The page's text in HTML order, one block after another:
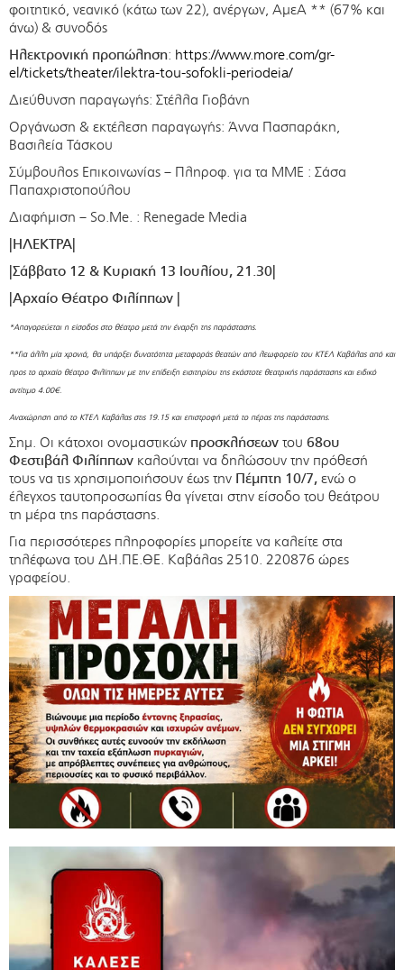
φοιτητικό, νεανικό (κάτω των 22), ανέργων, ΑμεΑ ** (67% και
άνω) & συνοδός
Ηλεκτρονική προπώληση: https://www.more.com/gr-
el/tickets/theater/ilektra-tou-sofokli-periodeia/
Διεύθυνση παραγωγής: Στέλλα Γιοβάνη
Οργάνωση & εκτέλεση παραγωγής: Άννα Πασπαράκη,
Βασιλεία Τάσκου
Σύμβουλος Επικοινωνίας – Πληροφ. για τα ΜΜΕ : Σάσα
Παπαχριστοπούλου
Διαφήμιση – So.Me. : Renegade Media
|ΗΛΕΚΤΡΑ|
|Σάββατο 12 & Κυριακή 13 Ιουλίου, 21.30|
|Αρχαίο Θέατρο Φιλίππων |
*Απαγορεύεται η είσοδος στο θέατρο μετά την έναρξη της παράστασης.
**Για άλλη μία χρονιά, θα υπάρξει δυνατότητα μεταφοράς θεατών από λεωφορείο του ΚΤΕΛ Καβάλας από και
προς το αρχαίο θέατρο Φιλίππων με την επίδειξη εισιτηρίου της εκάστοτε θεατρικής παράστασης και ειδικό
αντίτιμο 4.00€.
Αναχώρηση από το ΚΤΕΛ Καβάλας στις 19.15 και επιστροφή μετά το πέρας της παράστασης.
Σημ. Οι κάτοχοι ονομαστικών προσκλήσεων του 68ου
Φεστιβάλ Φιλίππων καλούνται να δηλώσουν την πρόθεσή
τους να τις χρησιμοποιήσουν έως την Πέμπτη 10/7, ενώ ο
έλεγχος ταυτοπροσωπίας θα γίνεται στην είσοδο του θεάτρου
τη μέρα της παράστασης.
Για περισσότερες πληροφορίες μπορείτε να καλείτε στα
τηλέφωνα του ΔΗ.ΠΕ.ΘΕ. Καβάλας 2510. 220876 ώρες
γραφείου.